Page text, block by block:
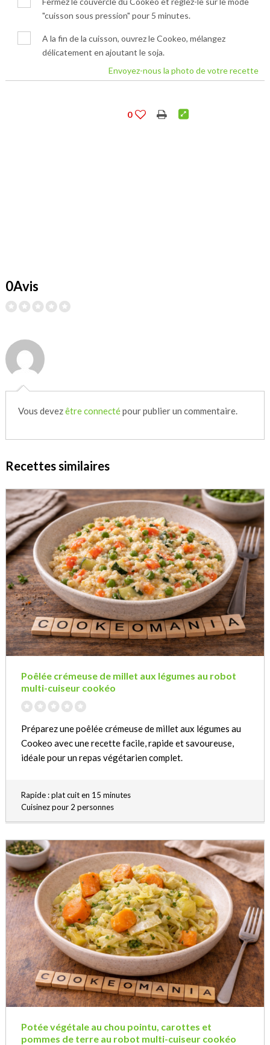
"cuisson sous pression" pour 5 minutes.
A la fin de la cuisson, ouvrez le Cookeo, mélangez
délicatement en ajoutant le soja.
Envoyez-nous la photo de votre recette
0
0Avis
Vous devezêtre connectépour publier un commentaire.
Recettes similaires
Poêlée crémeuse de millet aux légumes au robot
multi-cuiseur cookéo
Préparez une poêlée crémeuse de millet aux légumes au
Cookeo avec une recette facile, rapide et savoureuse,
idéale pour un repas végétarien complet.
Rapide : plat cuit en 15 minutes
Cuisinez pour 2 personnes
Potée végétale au chou pointu, carottes et
pommes de terre au robot multi-cuiseur cookéo